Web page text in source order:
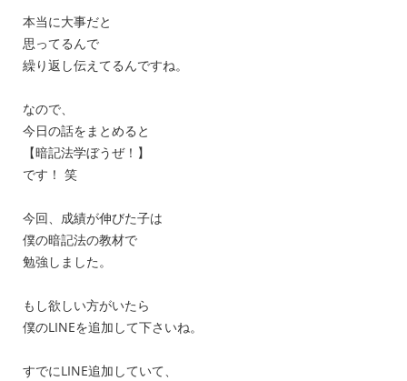
本当に大事だと
思ってるんで
繰り返し伝えてるんですね。
なので、
今日の話をまとめると
【暗記法学ぼうぜ！】
です！ 笑
今回、成績が伸びた子は
僕の暗記法の教材で
勉強しました。
もし欲しい方がいたら
僕のLINEを追加して下さいね。
すでにLINE追加していて、